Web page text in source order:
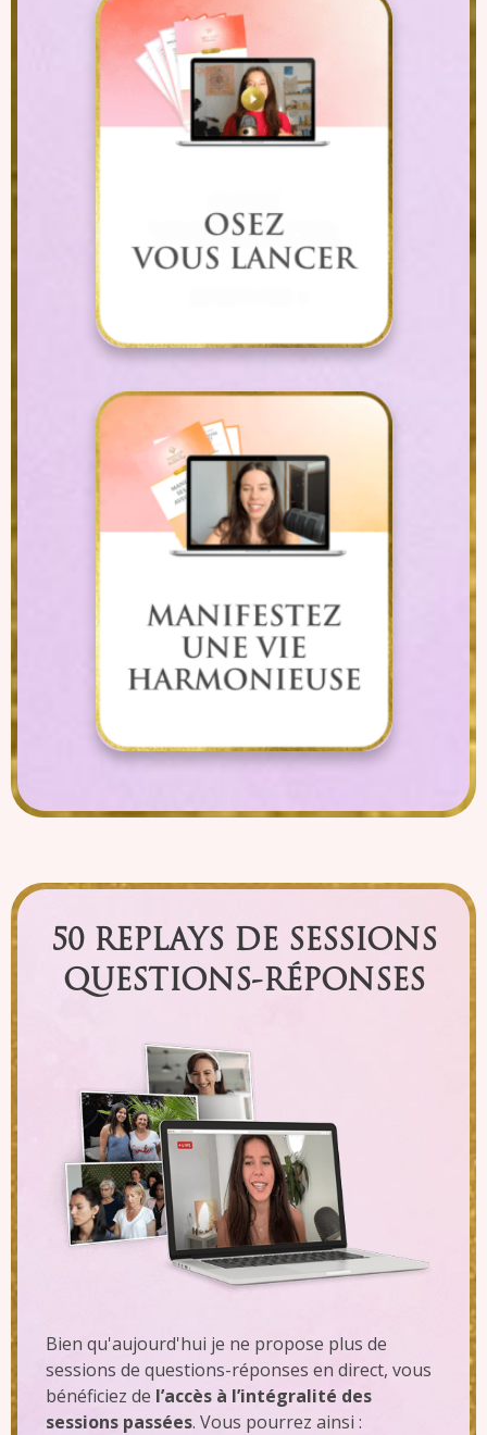
50 REPLAYS DE SESSIONS
QUESTIONS-RÉPONSES
Bien qu'aujourd'hui je ne propose plus de
sessions de questions-réponses en direct, vous
bénéficiez de l’accès à l’intégralité des
sessions passées. Vous pourrez ainsi :